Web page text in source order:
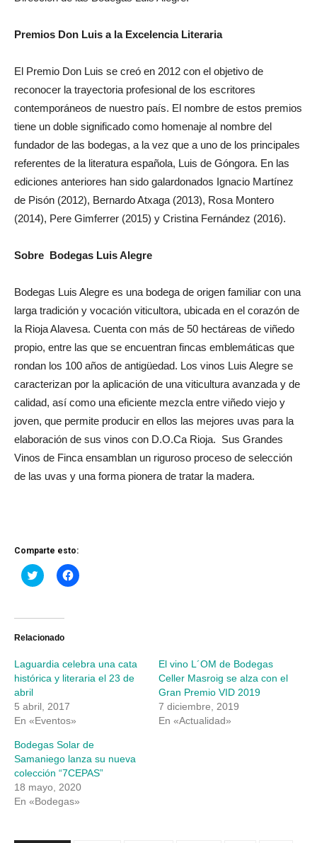
Premios Don Luis a la Excelencia Literaria
El Premio Don Luis se creó en 2012 con el objetivo de
reconocer la trayectoria profesional de los escritores
contemporáneos de nuestro país. El nombre de estos premios
tiene un doble significado como homenaje al nombre del
fundador de las bodegas, a la vez que a uno de los principales
referentes de la literatura española, Luis de Góngora. En las
ediciones anteriores han sido galardonados Ignacio Martínez
de Pisón (2012), Bernardo Atxaga (2013), Rosa Montero
(2014), Pere Gimferrer (2015) y Cristina Fernández (2016).
Sobre Bodegas Luis Alegre
Bodegas Luis Alegre es una bodega de origen familiar con una
larga tradición y vocación viticultora, ubicada en el corazón de
la Rioja Alavesa. Cuenta con más de 50 hectáreas de viñedo
propio, entre las que se encuentran fincas emblemáticas que
rondan los 100 años de antigüedad. Los vinos Luis Alegre se
caracterizan por la aplicación de una viticultura avanzada y de
calidad, así como una eficiente mezcla entre viñedo viejo y
joven, que permite producir en ellos las mejores uvas para la
elaboración de sus vinos con D.O.Ca Rioja. Sus Grandes
Vinos de Finca ensamblan un riguroso proceso de selección
de las uvas y una forma pionera de tratar la madera.
Comparte esto:
Haz
clic
Twitter
abre
ventana
nueva)
Haz
clic
ventana
nueva)
Relacionado
Laguardia celebra una cata
histórica y literaria el 23 de
abril
5 abril, 2017
En «Eventos»
El vino L´OM de Bodegas
Celler Masroig se alza con el
Gran Premio VID 2019
7 diciembre, 2019
En «Actualidad»
Bodegas Solar de
Samaniego lanza su nueva
colección “7CEPAS”
18 mayo, 2020
En «Bodegas»